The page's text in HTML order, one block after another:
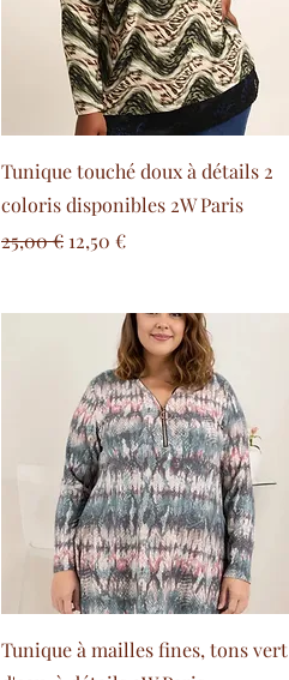
Tunique touché doux à détails 2
coloris disponibles 2W Paris
Prix original
25,00 € Prix promotionnel
12,50 €
Tunique à mailles fines, tons vert